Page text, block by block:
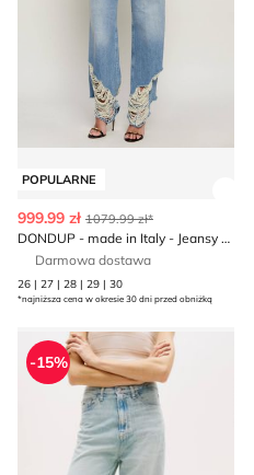
POPULARNE
999.99 zł 1079.99 zł*
DONDUP - made in Italy - Jeansy damskie na lato
Darmowa dostawa
26 | 27 | 28 | 29 | 30
*najniższa cena w okresie 30 dni przed obniżką
Jeansy damskie casual
-15%